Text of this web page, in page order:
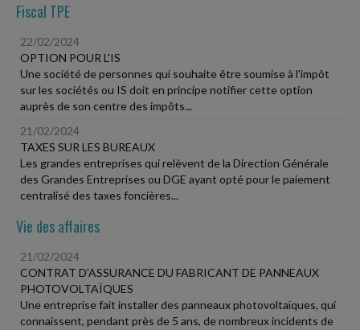
Fiscal TPE
22/02/2024
OPTION POUR L'IS
Une société de personnes qui souhaite être soumise à l'impôt
sur les sociétés ou IS doit en principe notifier cette option
auprès de son centre des impôts...
21/02/2024
TAXES SUR LES BUREAUX
Les grandes entreprises qui relèvent de la Direction Générale
des Grandes Entreprises ou DGE ayant opté pour le paiement
centralisé des taxes foncières...
Vie des affaires
21/02/2024
CONTRAT D'ASSURANCE DU FABRICANT DE PANNEAUX
PHOTOVOLTAÏQUES
Une entreprise fait installer des panneaux photovoltaïques, qui
connaissent, pendant près de 5 ans, de nombreux incidents de